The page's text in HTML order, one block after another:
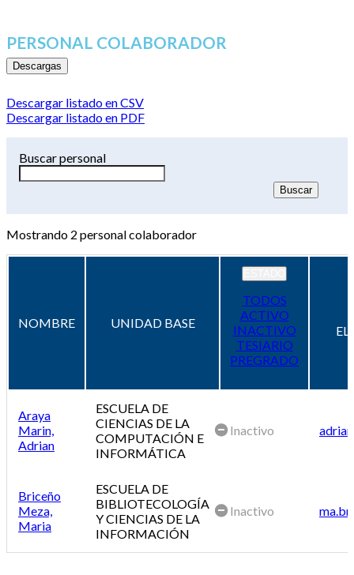
PERSONAL COLABORADOR
Descargas
Descargar listado en CSV
Descargar listado en PDF
Buscar personal
Mostrando 2 personal colaborador
NOMBRE UNIDAD BASE
TODOS
ACTIVO
INACTIVO
TESIARIO
PREGRADO
Araya
Marin,
Adrian
ESCUELA DE
CIENCIAS DE LA
COMPUTACIÓN E
INFORMÁTICA
Inactivo
Briceño
Meza,
Maria
ESCUELA DE
BIBLIOTECOLOGÍA
Y CIENCIAS DE LA
INFORMACIÓN
Inactivo